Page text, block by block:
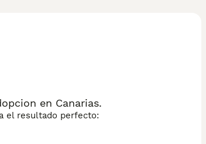
de nuevo en 1977 —, el Blue British
esponjoso y de textura especialmente
en hogares tranquilos y capaz de
y participar de la vida familiar a su
elegante y de carácter reposado.
en Canarias.
el resultado perfecto: